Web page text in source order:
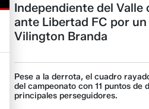
Independiente del Valle
ante Libertad FC por
Vilington Branda
Pese a la derrota, el cuadro
del campeonato con 11 puntos de
principales perseguidores.